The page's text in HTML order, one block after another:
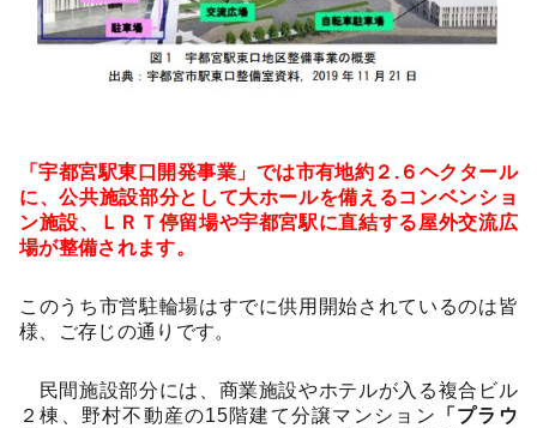
「宇都宮駅東口開発事業」では市有地約２ . ６ヘクタール
に、公共施設部分として大ホールを備えるコンベンショ
ン施設、ＬＲＴ停留場や宇都宮駅に直結する屋外交流広
場が整備されます。
このうち市営駐輪場はすでに供用開始されているのは皆
様、ご存じの通りです。
民間施設部分には、商業施設やホテルが入る複合ビル
２棟、野村不動産の15階建て分譲マンション
「プラウ